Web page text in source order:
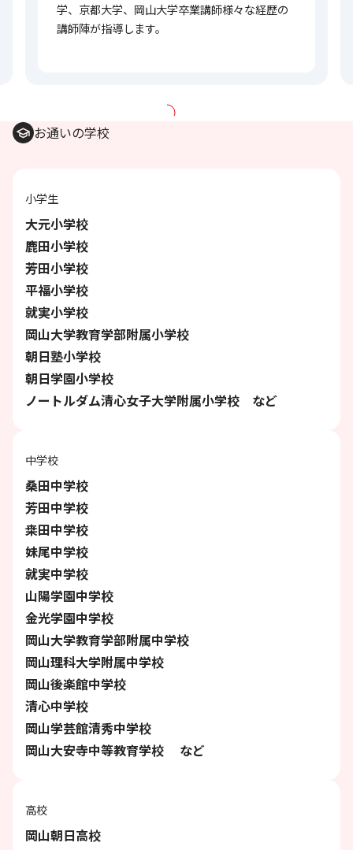
学、京都大学、岡山大学卒業講師様々な経歴の
講師陣が指導します。
お通いの学校
小学生
大元小学校
鹿田小学校
芳田小学校
平福小学校
就実小学校
岡山大学教育学部附属小学校
朝日塾小学校
朝日学園小学校
ノートルダム清心女子大学附属小学校 など
中学校
桑田中学校
芳田中学校
桒田中学校
妹尾中学校
就実中学校
山陽学園中学校
金光学園中学校
岡山大学教育学部附属中学校
岡山理科大学附属中学校
岡山後楽館中学校
清心中学校
岡山学芸館清秀中学校
岡山大安寺中等教育学校 など
高校
岡山朝日高校